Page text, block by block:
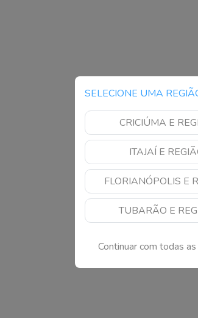
SELECIONE UMA
CRICIÚMA E
ITAJAÍ E
FLORIANÓPOLIS E
TUBARÃO E
Continuar com todas